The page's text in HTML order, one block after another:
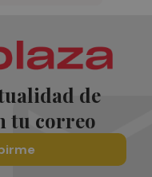
de
tu correo